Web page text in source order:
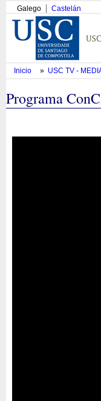
Galego Castelán
Inicio » USC TV -
Programa